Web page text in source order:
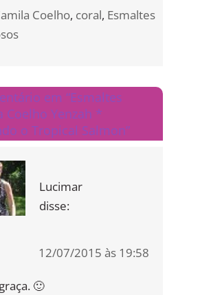
Coelho, coral, Esmaltes
em “Esmaltes
Coelho Yenzah *
o Tropical Salmon”
Lucimar
disse:
12/07/2015 às 19:58
🙂